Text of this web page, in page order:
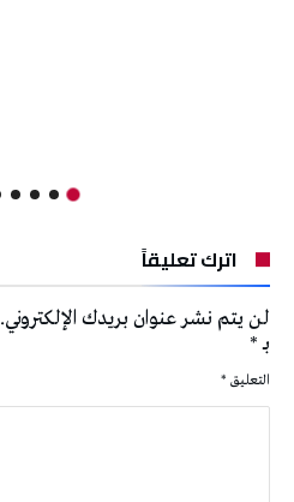
اترك تعليقاً
لن يتم نشر عنوان بريدك الإلكتروني.
بـ*
التعليق *